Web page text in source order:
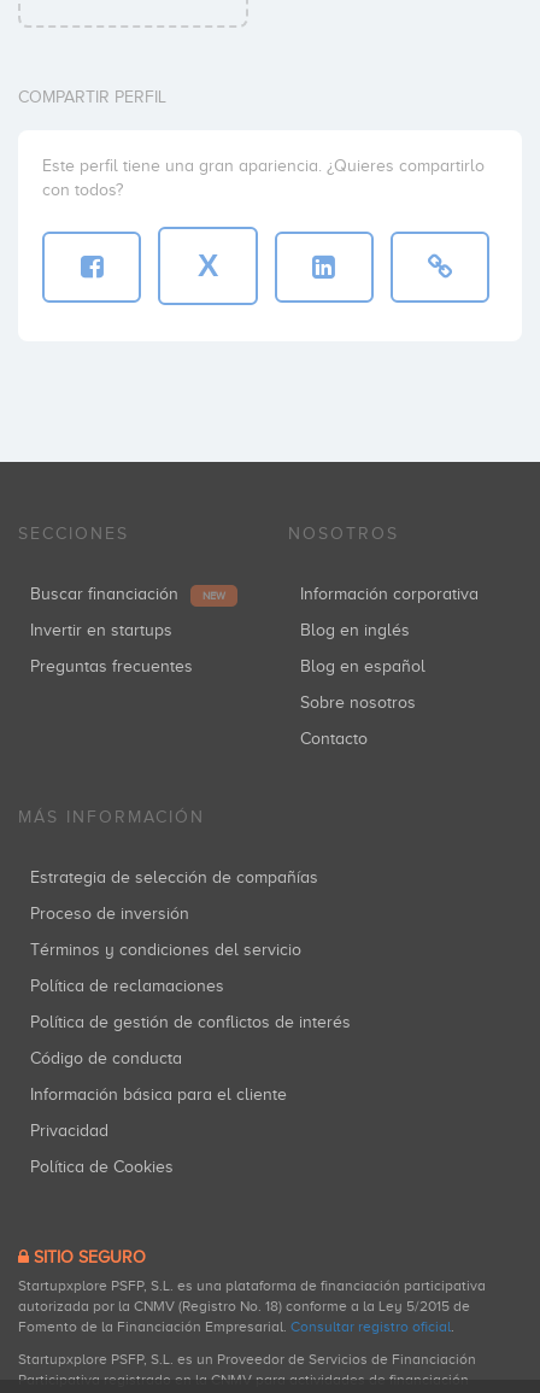
COMPARTIR PERFIL
Este perfil tiene una gran apariencia. ¿Quieres compartirlo
con todos?
X
SECCIONES
Buscar financiación NEW
Invertir en startups
Preguntas frecuentes
NOSOTROS
Información corporativa
Blog en inglés
Blog en español
Sobre nosotros
Contacto
MÁS INFORMACIÓN
Estrategia de selección de compañías
Proceso de inversión
Términos y condiciones del servicio
Política de reclamaciones
Política de gestión de conflictos de interés
Código de conducta
Información básica para el cliente
Privacidad
Política de Cookies
SITIO SEGURO
Startupxplore PSFP, S.L. es una plataforma de financiación participativa
autorizada por la CNMV (Registro No. 18) conforme a la Ley 5/2015 de
Fomento de la Financiación Empresarial. Consultar registro oficial.
Startupxplore PSFP, S.L. es un Proveedor de Servicios de Financiación
Participativa registrado en la CNMV para actividades de financiación